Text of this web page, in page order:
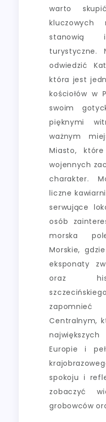
warto
kluczowych
stanowią
turystyczne.
odwiedzić
która jest
kościołów w
swoim
pięknymi
ważnym
Miasto,
wojennych
charakter.
liczne
serwujące
osób
morska
Morskie,
eksponaty
oraz
Centralnym,
Europie i
spokoju i
zobaczyć
grobowców